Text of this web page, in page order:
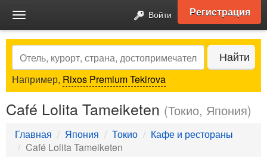
Toggle
navigation
Войти Регистрация
Search Найти
Например, Rixos Premium Tekirova
Café Lolita Tameiketen (Токио, Япония)
Главная Япония Токио
Кафе и рестораны
Café Lolita Tameiketen